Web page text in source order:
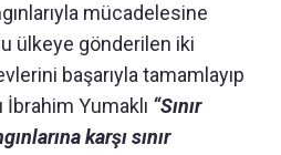
mücadelesine
ülkeye gönderilen iki
başarıyla tamamlayıp
İbrahim Yumaklı “Sınır
karşı sınır